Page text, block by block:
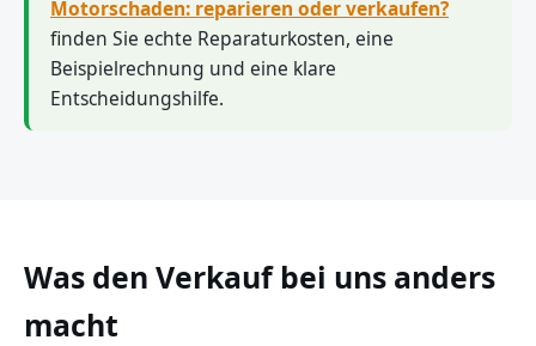
Motorschaden: reparieren oder verkaufen?
finden Sie echte Reparaturkosten, eine
Beispielrechnung und eine klare
Entscheidungshilfe.
Was den Verkauf bei uns anders
macht